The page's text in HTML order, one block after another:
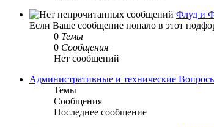
Флуд и
Если Ваше сообщение попало в этот
0 Темы
0 Сообщения
Нет сообщений
Административные и технические
Темы
Сообщения
Последнее сообщение